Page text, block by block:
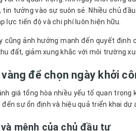
tưởng vào sự suôn sẻ. Nhiều chủ
lực tiến độ và chi phí luôn hiện hữu.
cũng ảnh hưởng mạnh đến quyết
đất, giảm xung khắc với môi trường
để chọn ngày khởi
giá tổng hòa nhiều yếu tố quan
sự ổn định và hiệu quả triển khai dự
mệnh của chủ đầu tư